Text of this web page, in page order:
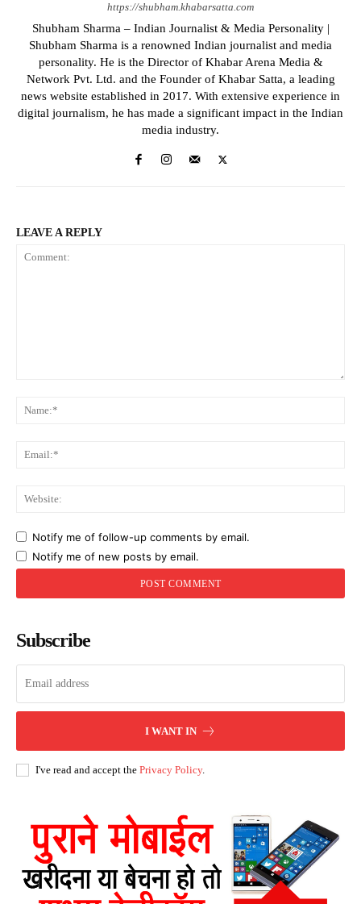
https://shubham.khabarsatta.com
Shubham Sharma – Indian Journalist & Media Personality |
Shubham Sharma is a renowned Indian journalist and media
personality. He is the Director of Khabar Arena Media &
Network Pvt. Ltd. and the Founder of Khabar Satta, a leading
news website established in 2017. With extensive experience in
digital journalism, he has made a significant impact in the Indian
media industry.
LEAVE A REPLY
Notify me of follow-up comments by email.
Notify me of new posts by email.
Subscribe
I WANT IN
I've read and accept the Privacy Policy.